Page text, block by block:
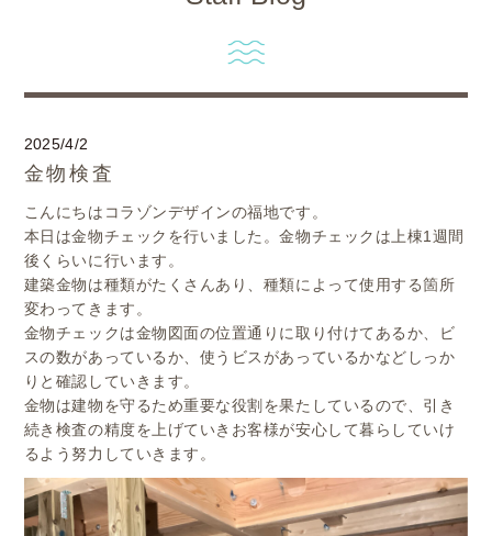
2025/4/2
金物検査
こんにちはコラゾンデザインの福地です。
本日は金物チェックを行いました。金物チェックは上棟1週間
後くらいに行います。
建築金物は種類がたくさんあり、種類によって使用する箇所
変わってきます。
金物チェックは金物図面の位置通りに取り付けてあるか、ビ
スの数があっているか、使うビスがあっているかなどしっか
りと確認していきます。
金物は建物を守るため重要な役割を果たしているので、引き
続き検査の精度を上げていきお客様が安心して暮らしていけ
るよう努力していきます。